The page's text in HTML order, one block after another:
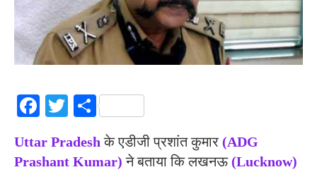
Facebook
TwitterShare
Uttar Pradesh के एडीजी प्रशांत कुमार (ADG
Prashant Kumar)ने बताया कि लखनऊ (Lucknow)